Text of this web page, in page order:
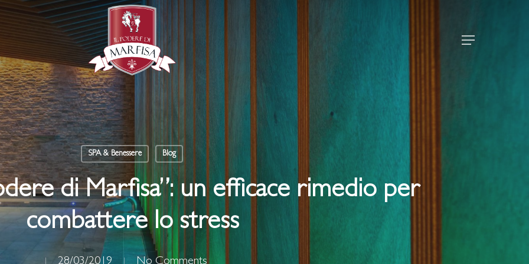
Menu
SPA & Benessere Blog
di Marfisa”: un efficace rimedio per
combattere lo stress
28/03/2019 No Comments